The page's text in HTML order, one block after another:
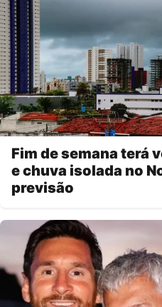
Fim de semana terá
e chuva isolada no
previsão